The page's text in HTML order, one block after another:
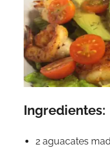
Ingredientes:
2 aguacates